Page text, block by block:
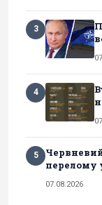
3
4
5
перелому
07.08.2026